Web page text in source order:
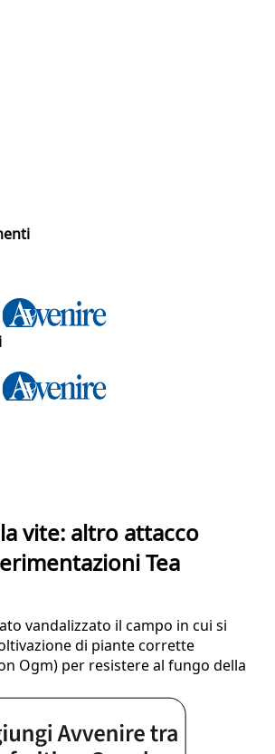
vite: altro attacco
Tea
vandalizzato il campo in cui si
di piante corrette
Ogm) per resistere al fungo della